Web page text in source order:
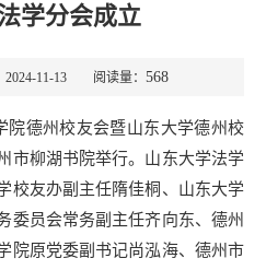
学分会成立
11-13 阅读量： 568
院德州校友会暨山东大学德州校
市柳湖书院举行。山东大学法学
校友办副主任隋佳桐、山东大学
委员会常务副主任齐向东、德州
院原党委副书记尚泓海、德州市